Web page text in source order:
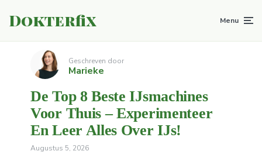
Dokterfix Menu
Geschreven door
Marieke
De Top 8 Beste IJsmachines
Voor Thuis – Experimenteer
En Leer Alles Over IJs!
Augustus 5, 2026